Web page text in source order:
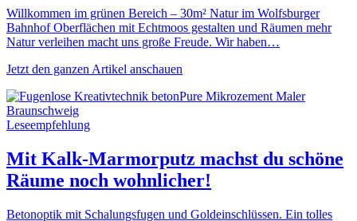
Willkommen im grünen Bereich – 30m² Natur im Wolfsburger
Bahnhof Oberflächen mit Echtmoos gestalten und Räumen mehr
Natur verleihen macht uns große Freude. Wir haben…
Jetzt den ganzen Artikel anschauen
Leseempfehlung
Mit Kalk-Marmorputz machst du schöne
Räume noch wohnlicher!
Betonoptik mit Schalungsfugen und Goldeinschlüssen. Ein tolles